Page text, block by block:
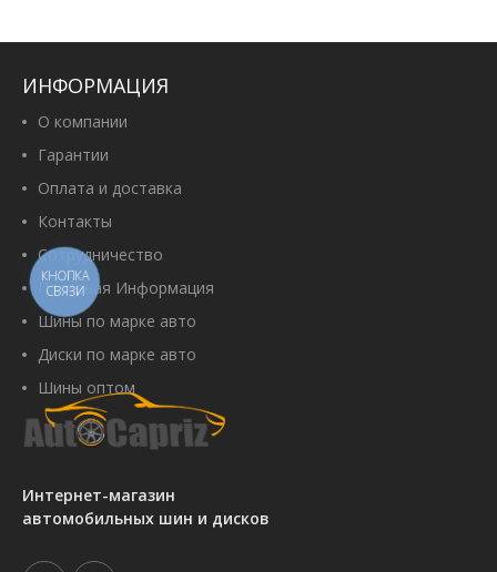
Интернет-магазин
автомобильных шин и дисков
ИНФОРМАЦИЯ
О компании
Гарантии
Оплата и доставка
Контакты
Сотрудничество
Полезная Информация
Шины по марке авто
Диски по марке авто
Шины оптом
КНОПКА
СВЯЗИ